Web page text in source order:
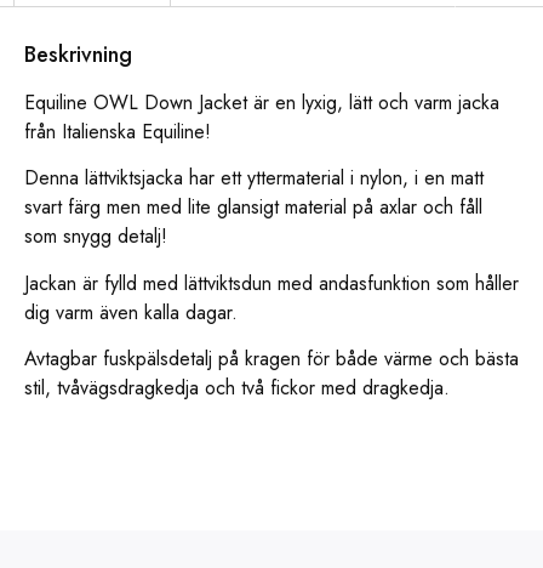
Beskrivning
Equiline OWL Down Jacket är en lyxig, lätt och varm jacka
från Italienska Equiline!
Denna lättviktsjacka har ett yttermaterial i nylon, i en matt
svart färg men med lite glansigt material på axlar och fåll
som snygg detalj!
Jackan är fylld med lättviktsdun med andasfunktion som håller
dig varm även kalla dagar.
Avtagbar fuskpälsdetalj på kragen för både värme och bästa
stil, tvåvägsdragkedja och två fickor med dragkedja.